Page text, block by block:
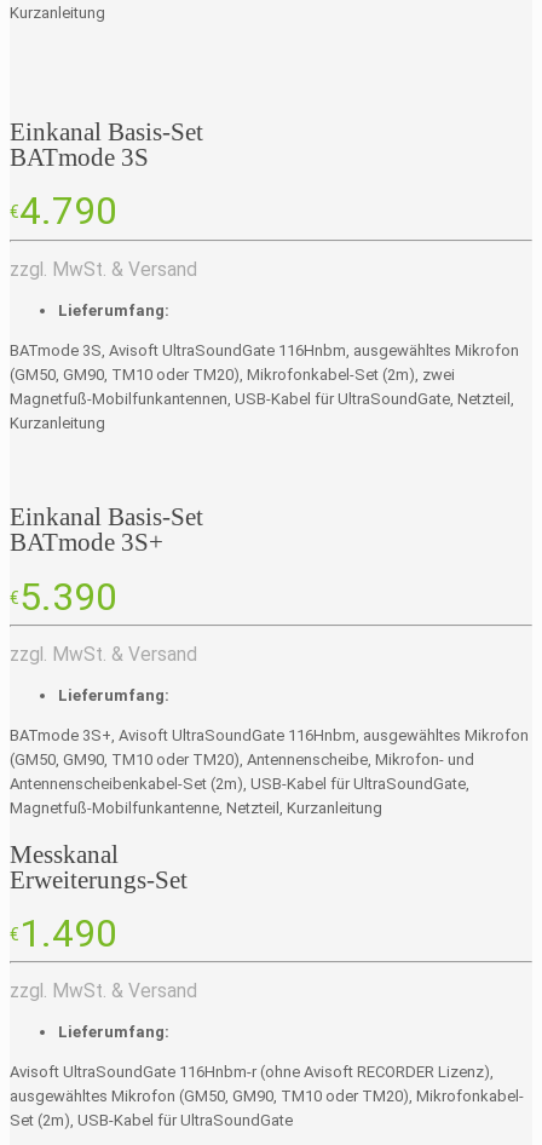
Kurzanleitung
Einkanal Basis-Set
BATmode 3S
€4.790
zzgl. MwSt. & Versand
Lieferumfang:
BATmode 3S, Avisoft UltraSoundGate 116Hnbm, ausgewähltes Mikrofon
(GM50, GM90, TM10 oder TM20), Mikrofonkabel-Set (2m), zwei
Magnetfuß-Mobilfunkantennen, USB-Kabel für UltraSoundGate, Netzteil,
Kurzanleitung
Einkanal Basis-Set
BATmode 3S+
€5.390
zzgl. MwSt. & Versand
Lieferumfang:
BATmode 3S+, Avisoft UltraSoundGate 116Hnbm, ausgewähltes Mikrofon
(GM50, GM90, TM10 oder TM20), Antennenscheibe, Mikrofon- und
Antennenscheibenkabel-Set (2m), USB-Kabel für UltraSoundGate,
Magnetfuß-Mobilfunkantenne, Netzteil, Kurzanleitung
Messkanal
Erweiterungs-Set
€ 1.490
zzgl. MwSt. & Versand
Lieferumfang:
Avisoft UltraSoundGate 116Hnbm-r (ohne Avisoft RECORDER Lizenz),
ausgewähltes Mikrofon (GM50, GM90, TM10 oder TM20), Mikrofonkabel-
Set (2m), USB-Kabel für UltraSoundGate